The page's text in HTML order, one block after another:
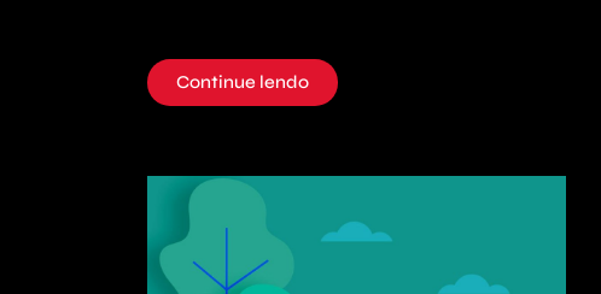
Continue lendo